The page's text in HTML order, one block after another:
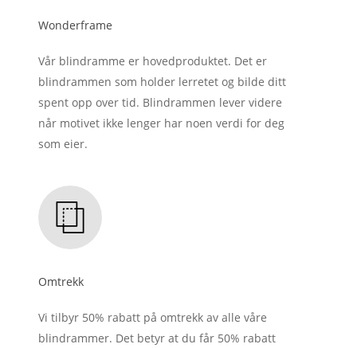
Wonderframe
Vår blindramme er hovedproduktet. Det er
blindrammen som holder lerretet og bilde ditt
spent opp over tid. Blindrammen lever videre
når motivet ikke lenger har noen verdi for deg
som eier.
Omtrekk
Vi tilbyr 50% rabatt på omtrekk av alle våre
blindrammer. Det betyr at du får 50% rabatt